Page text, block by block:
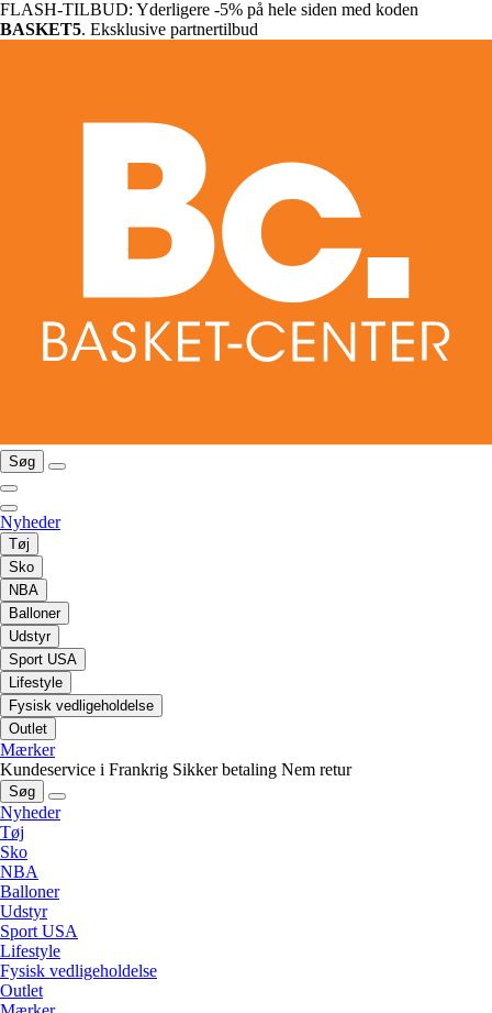
FLASH-TILBUD: Yderligere -5% på hele siden med koden
BASKET5. Eksklusive partnertilbud
Søg
Nyheder
Tøj
Sko
NBA
Balloner
Udstyr
Sport USA
Lifestyle
Fysisk vedligeholdelse
Outlet
Mærker
Kundeservice i Frankrig Sikker betaling Nem retur
Søg
Nyheder
Tøj
Sko
NBA
Balloner
Udstyr
Sport USA
Lifestyle
Fysisk vedligeholdelse
Outlet